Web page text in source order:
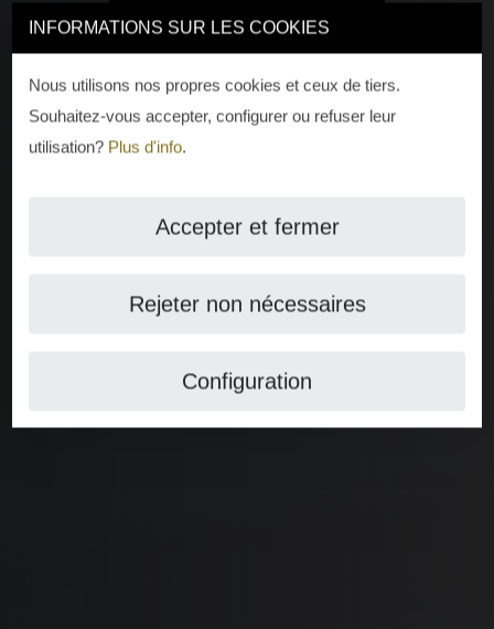
INFORMATIONS SUR LES COOKIES
Nous utilisons nos propres cookies et ceux de tiers.
Souhaitez-vous accepter, configurer ou refuser leur
utilisation? Plus d'info.
Accepter et fermer
Rejeter non nécessaires
Configuration